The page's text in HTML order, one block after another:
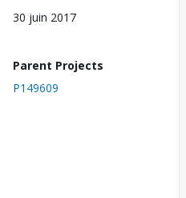
30 juin 2017
Parent Projects
P149609